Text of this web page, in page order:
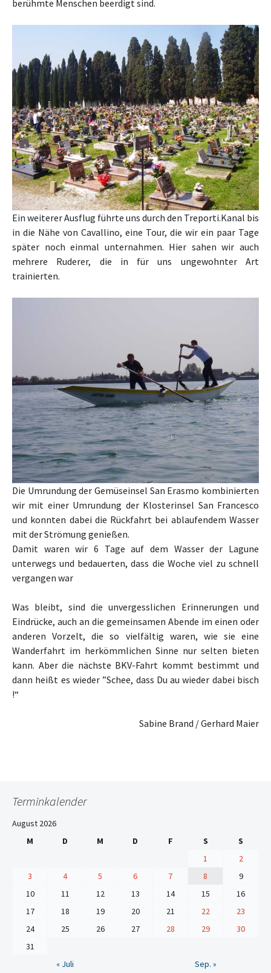
berühmte Menschen beerdigt sind.
Ein weiterer Ausflug führte uns durch den Treporti.Kanal bis
in die Nähe von Cavallino, eine Tour, die wir ein paar Tage
später noch einmal unternahmen. Hier sahen wir auch
mehrere Ruderer, die in für uns ungewohnter Art
trainierten.
Die Umrundung der Gemüseinsel San Erasmo kombinierten
wir mit einer Umrundung der Klosterinsel San Francesco
und konnten dabei die Rückfahrt bei ablaufendem Wasser
mit der Strömung genießen.
Damit waren wir 6 Tage auf dem Wasser der Lagune
unterwegs und bedauerten, dass die Woche viel zu schnell
vergangen war
Was bleibt, sind die unvergesslichen Erinnerungen und
Eindrücke, auch an die gemeinsamen Abende im einen oder
anderen Vorzelt, die so vielfältig waren, wie sie eine
Wanderfahrt im herkömmlichen Sinne nur selten bieten
kann. Aber die nächste BKV-Fahrt kommt bestimmt und
dann heißt es wieder ”Schee, dass Du au wieder dabei bisch
!“
Sabine Brand / Gerhard Maier
Terminkalender
August 2026
M
D M D F S
S
1
2
3
4 5 6 7 8
9
10
11 12 13 14 15
16
17
18 19 20 21 22
23
24
25 26 27 28 29
30
31
« Juli
Sep. »